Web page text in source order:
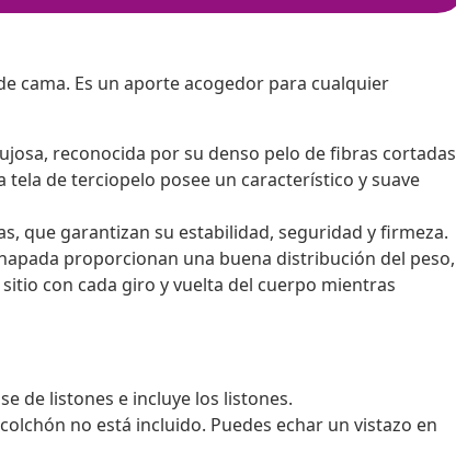
cama. Es un aporte acogedor para cualquier
reconocida por su denso pelo de fibras cortadas
de terciopelo posee un característico y suave
que garantizan su estabilidad, seguridad y firmeza.
proporcionan una buena distribución del peso,
con cada giro y vuelta del cuerpo mientras
de listones e incluye los listones.
no está incluido. Puedes echar un vistazo en